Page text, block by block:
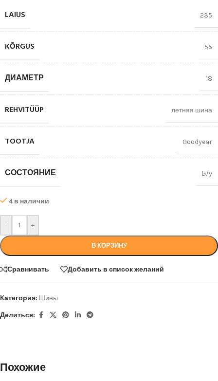
LAIUS 235
KŌRGUS 55
ДИАМЕТР 18
REHVITÜÜP летняя шина
TOOTJA Goodyear
СОСТОЯНИЕ Б/у
4 в наличии
- +
В КОРЗИНУ
Сравнивать Добавить в список желаний
Категория: Шины
Делиться:
Похожие